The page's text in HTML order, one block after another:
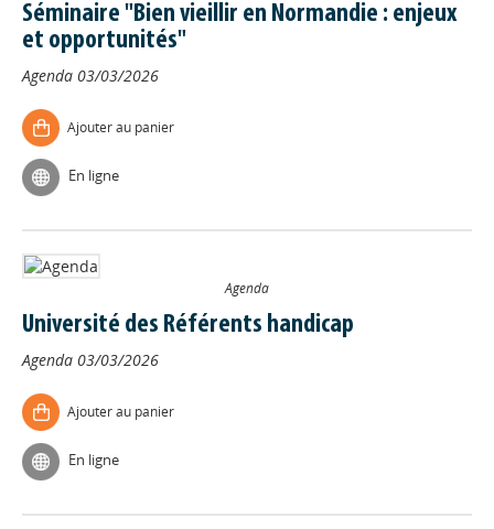
Séminaire "Bien vieillir en Normandie : enjeux
et opportunités"
Agenda 03/03/2026
Ajouter au panier
En ligne
Agenda
Université des Référents handicap
Agenda 03/03/2026
Ajouter au panier
En ligne